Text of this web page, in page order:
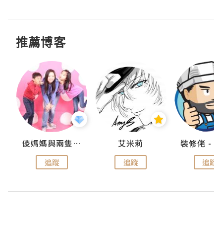
推薦博客
儍媽媽與兩隻小魔怪之家
追蹤
艾米莉
追蹤 追蹤